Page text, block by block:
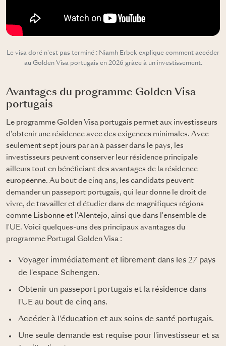
Le visa doré n'est pas terminé : Niamh Erbek explique comment accéder
au Golden Visa portugais en 2026 grâce à un investissement.
Avantages du programme Golden Visa
portugais
Le programme Golden Visa portugais permet aux investisseurs
d'obtenir une résidence avec des exigences minimales. Avec
seulement sept jours par an à passer dans le pays, les
investisseurs peuvent conserver leur résidence principale
ailleurs tout en bénéficiant des avantages de la résidence
européenne. Au bout de cinq ans, les candidats peuvent
demander un passeport portugais, qui leur donne le droit de
vivre, de travailler et d'étudier dans de magnifiques régions
comme Lisbonne et l'Alentejo, ainsi que dans l'ensemble de
l'UE. Voici quelques-uns des principaux avantages du
programme Portugal Golden Visa :
Voyager immédiatement et librement dans les 27 pays
de l'espace Schengen.
Obtenir un passeport portugais et la résidence dans
l'UE au bout de cinq ans.
Accéder à l'éducation et aux soins de santé portugais.
Une seule demande est requise pour l'investisseur et sa